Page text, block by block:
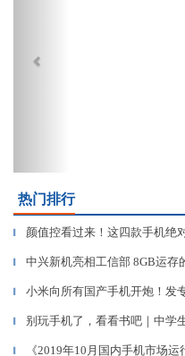
热门排行
▎ 颜值控看过来！这四款手机绝
▎ 中兴新机亮相工信部 8GB运存
▎ 小米向所有国产手机开炮！发
▎ 别玩手机了，看看书吧｜中学
▎ 《2019年10月国内手机市场运